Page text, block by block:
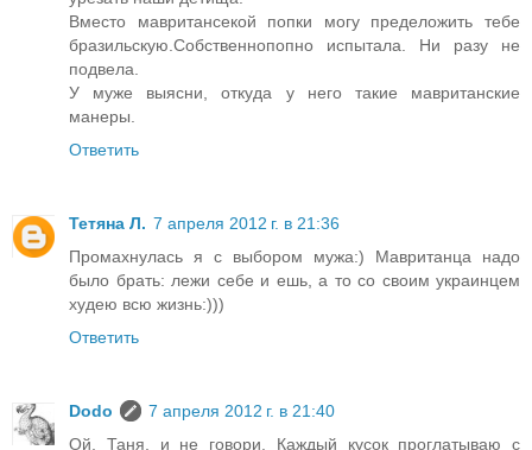
Вместо мавритансекой попки могу пределожить тебе
бразильскую.Собственнопопно испытала. Ни разу не
подвела.
У муже выясни, откуда у него такие мавританские
манеры.
Ответить
Тетяна Л. 7 апреля 2012 г. в 21:36
Промахнулась я с выбором мужа:) Мавританца надо
было брать: лежи себе и ешь, а то со своим украинцем
худею всю жизнь:)))
Ответить
Dodo
7 апреля 2012 г. в 21:40
Ой, Таня, и не говори. Каждый кусок проглатываю с